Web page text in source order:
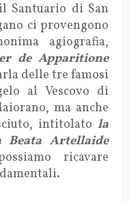
Santuario di San
ci provengono
agiografia,
de Apparitione
delle tre famosi
al Vescovo di
ma anche
intitolato la
Artellaide
ricavare